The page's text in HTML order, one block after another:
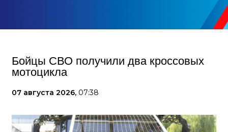
Бойцы СВО получили два кроссовых
мотоцикла
07 августа 2026, 07:38